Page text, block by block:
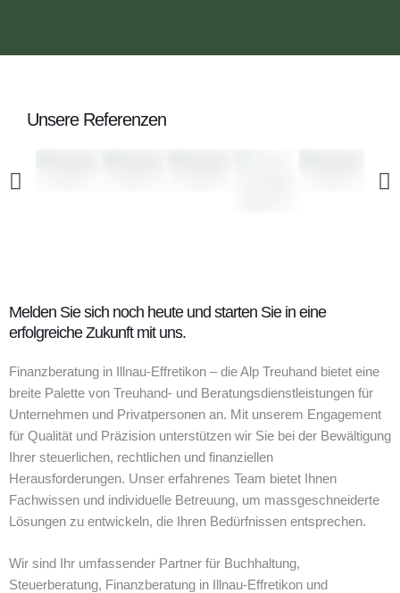
Unsere Referenzen
Melden Sie sich noch heute und starten Sie in eine
erfolgreiche Zukunft mit uns.
Finanzberatung in Illnau-Effretikon – die Alp Treuhand bietet eine
breite Palette von Treuhand- und Beratungsdienstleistungen für
Unternehmen und Privatpersonen an. Mit unserem Engagement
für Qualität und Präzision unterstützen wir Sie bei der Bewältigung
Ihrer steuerlichen, rechtlichen und finanziellen
Herausforderungen. Unser erfahrenes Team bietet Ihnen
Fachwissen und individuelle Betreuung, um massgeschneiderte
Lösungen zu entwickeln, die Ihren Bedürfnissen entsprechen.
Wir sind Ihr umfassender Partner für Buchhaltung,
Steuerberatung, Finanzberatung in Illnau-Effretikon und